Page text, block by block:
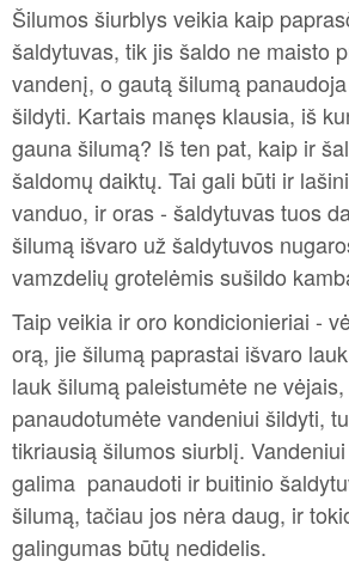
Šilumos šiurblys veikia kaip
šaldytuvas, tik jis šaldo ne maisto
vandenį, o gautą šilumą
šildyti. Kartais manęs klausia, iš
gauna šilumą? Iš ten pat, kaip ir
šaldomų daiktų. Tai gali būti ir
vanduo, ir oras - šaldytuvas tuos
šilumą išvaro už šaldytuvos
vamzdelių grotelėmis sušildo
Taip veikia ir oro kondicionieriai -
orą, jie šilumą paprastai išvaro
lauk šilumą paleistumėte ne
panaudotumėte vandeniui šildyti,
tikriausią šilumos siurblį.
galima panaudoti ir buitinio
šilumą, tačiau jos nėra daug, ir
galingumas būtų nedidelis.